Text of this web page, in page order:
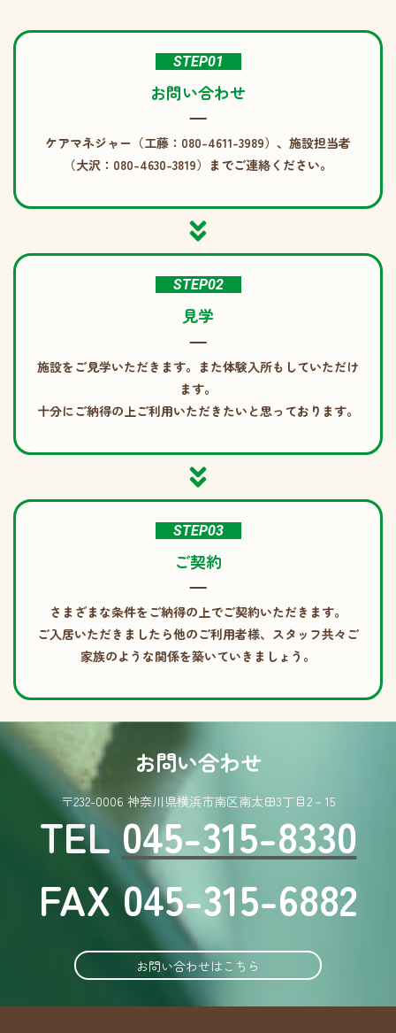
STEP01
お問い合わせ
ケアマネジャー（工藤：080-4611-3989）、施設担当者
（大沢：080-4630-3819）までご連絡ください。
STEP02
見学
施設をご見学いただきます。また体験入所もしていただけ
ます。
十分にご納得の上ご利用いただきたいと思っております。
STEP03
ご契約
さまざまな条件をご納得の上でご契約いただきます。
ご入居いただきましたら他のご利用者様、スタッフ共々ご
家族のような関係を築いていきましょう。
お問い合わせ
〒232-0006 神奈川県横浜市南区南太田3丁目2－15
TEL045-315-8330
FAX 045-315-6882
お問い合わせはこちら